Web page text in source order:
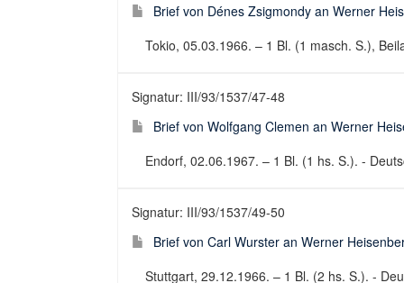
Brief von Dénes Zsigmondy an Werner
Tokio, 05.03.1966. – 1 Bl. (1 masch. S.),
Signatur: III/93/1537/47-48
Brief von Wolfgang Clemen an Werner
Endorf, 02.06.1967. – 1 Bl. (1 hs. S.). -
Signatur: III/93/1537/49-50
Brief von Carl Wurster an Werner
Stuttgart, 29.12.1966. – 1 Bl. (2 hs. S.). -